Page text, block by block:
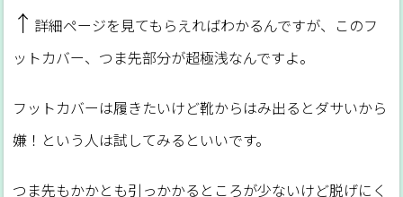
↑ 詳細ページを見てもらえればわかるんですが、このフ
ットカバー、つま先部分が超極浅なんですよ。
フットカバーは履きたいけど靴からはみ出るとダサいから
嫌！という人は試してみるといいです。
つま先もかかとも引っかかるところが少ないけど脱げにく